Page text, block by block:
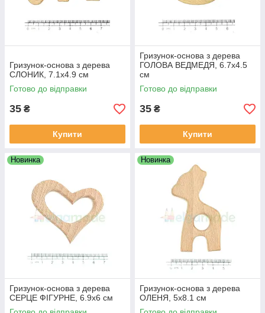
Гризунок-основа з дерева
СЛОНИК, 7.1х4.9 см
Готово до відправки
35 ₴
Купити
Гризунок-основа з дерева
ГОЛОВА ВЕДМЕДЯ, 6.7х4.5
см
Готово до відправки
35 ₴
Купити
Новинка
Гризунок-основа з дерева
СЕРЦЕ ФІГУРНЕ, 6.9х6 см
Новинка
Гризунок-основа з дерева
ОЛЕНЯ, 5х8.1 см